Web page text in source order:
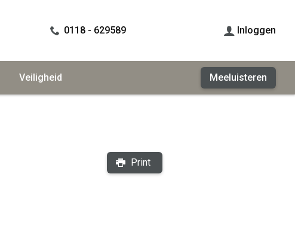
0118 - 629589 Inloggen
Veiligheid Meeluisteren
Print